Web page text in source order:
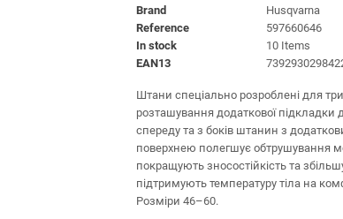
Brand
Husqvarna
Reference
597660646
In stock
10 Items
EAN13
Штани спеціально розроблені для
розташування додаткової
спереду та з боків штанин з
поверхнею полегшує обтрушування
покращують зносостійкість та
підтримують температуру тіла на
Розміри 46–60.